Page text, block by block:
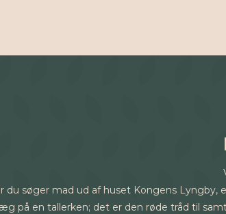
du søger mad ud af huset Kongens
på en tallerken; det er den røde tråd til